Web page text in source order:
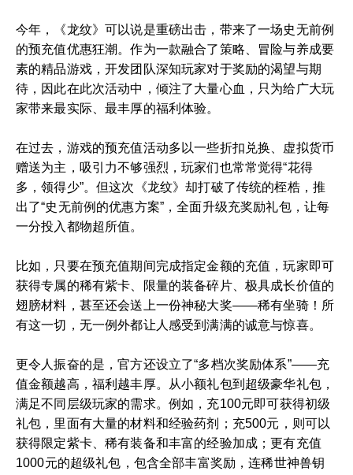
今年，《龙纹》可以说是重磅出击，带来了一场史无前例
的预充值优惠狂潮。作为一款融合了策略、冒险与养成要
素的精品游戏，开发团队深知玩家对于奖励的渴望与期
待，因此在此次活动中，倾注了大量心血，只为给广大玩
家带来最实际、最丰厚的福利体验。
在过去，游戏的预充值活动多以一些折扣兑换、虚拟货币
赠送为主，吸引力不够强烈，玩家们也常常觉得“花得
多，领得少”。但这次《龙纹》却打破了传统的桎梏，推
出了“史无前例的优惠方案”，全面升级充奖励礼包，让每
一分投入都物超所值。
比如，只要在预充值期间完成指定金额的充值，玩家即可
获得专属的稀有紫卡、限量的装备碎片、极具成长价值的
翅膀材料，甚至还会送上一份神秘大奖——稀有坐骑！所
有这一切，无一例外都让人感受到满满的诚意与惊喜。
更令人振奋的是，官方还设立了“多档次奖励体系”——充
值金额越高，福利越丰厚。从小额礼包到超级豪华礼包，
满足不同层级玩家的需求。例如，充100元即可获得初级
礼包，里面有大量的材料和经验药剂；充500元，则可以
获得限定紫卡、稀有装备和丰富的经验加成；更有充值
1000元的超级礼包，包含全部丰富奖励，连稀世神兽钥